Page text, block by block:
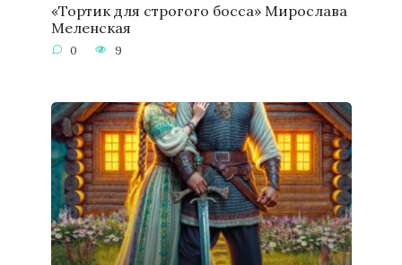
«Тортик для строгого босса» Мирослава
Меленская
0 9